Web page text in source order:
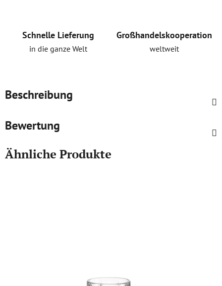
Schnelle Lieferung
in die ganze Welt
Großhandelskooperation
weltweit
Beschreibung
Bewertung
Ähnliche Produkte